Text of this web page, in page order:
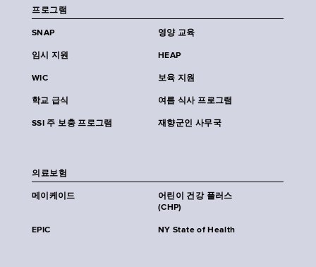
프로그램
SNAP 영양 교육
임시 지원 HEAP
WIC 보육 지원
학교 급식 여름 식사 프로그램
SSI 주 보충 프로그램 재향군인 사무국
의료보험
메이케이드
어린이 건강 플러스
(CHP)
EPIC NY State of Health